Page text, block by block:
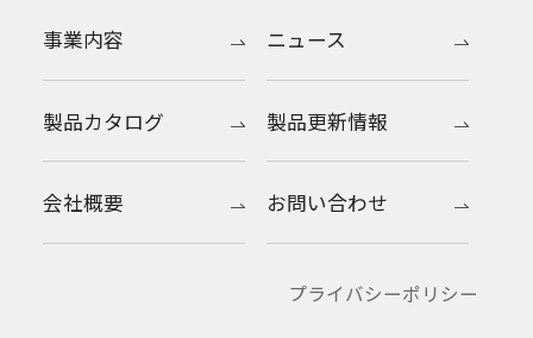
事業内容
製品カタログ
会社概要
ニュース
製品更新情報
お問い合わせ
プライバシーポリシー